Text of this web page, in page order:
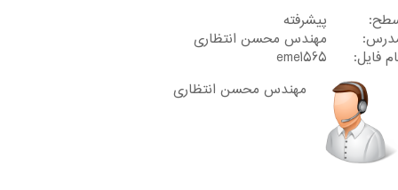
پیشرفته
مهندس محسن انتظاری
فایل:
eme1565
مهندس محسن انتظاری